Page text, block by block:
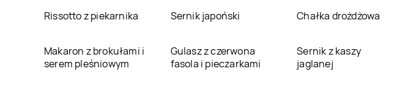
Rissotto z piekarnika Sernik japoński Chałka drożdżowa
Makaron z brokułami i
serem pleśniowym
Gulasz z czerwona
fasola i pieczarkami
Sernik z kaszy
jaglanej